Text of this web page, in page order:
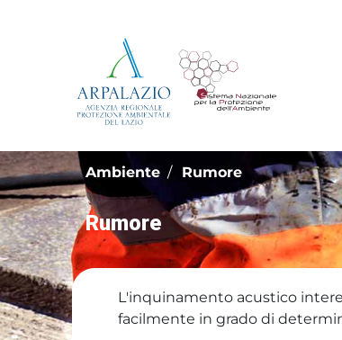
Ambiente Rumore
Rumore
L'inquinamento acustico
facilmente in grado di